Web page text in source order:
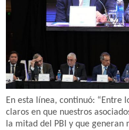
En esta línea, continuó: “Entre
claros en que nuestros
la mitad del PBI y que generan